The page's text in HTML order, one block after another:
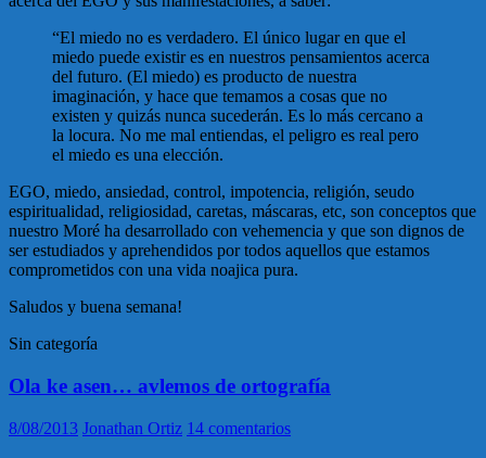
“El miedo no es verdadero. El único lugar en que el
miedo puede existir es en nuestros pensamientos acerca
del futuro. (El miedo) es producto de nuestra
imaginación, y hace que temamos a cosas que no
existen y quizás nunca sucederán. Es lo más cercano a
la locura. No me mal entiendas, el peligro es real pero
el miedo es una elección.
EGO, miedo, ansiedad, control, impotencia, religión, seudo
espiritualidad, religiosidad, caretas, máscaras, etc, son conceptos que
nuestro Moré ha desarrollado con vehemencia y que son dignos de
ser estudiados y aprehendidos por todos aquellos que estamos
comprometidos con una vida noajica pura.
Saludos y buena semana!
Sin categoría
Ola ke asen… avlemos de ortografía
8/08/2013 Jonathan Ortiz 14 comentarios